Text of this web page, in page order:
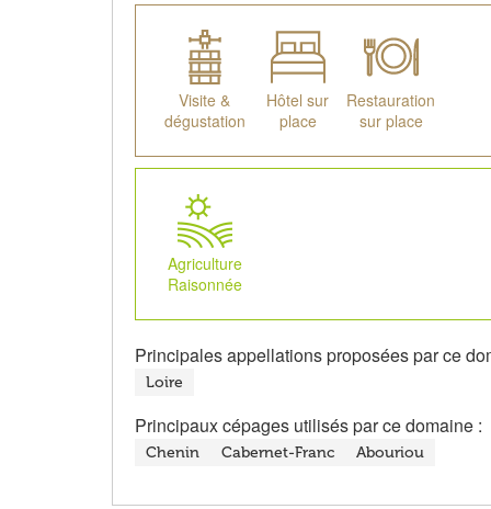
Visite &
dégustation
Hôtel sur
place
Restauration
sur place
Agriculture
Raisonnée
Principales appellations proposées par ce
Loire
Principaux cépages utilisés par ce domaine :
Chenin Cabernet-Franc Abouriou